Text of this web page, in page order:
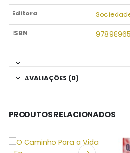
Editora
ISBN
AVALIAÇÕES (0)
PRODUTOS RELACIONADOS